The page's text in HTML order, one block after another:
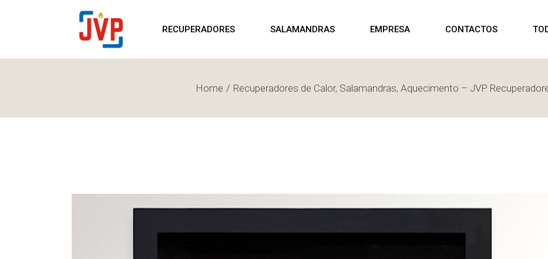
RECUPERADORES
RECUPERADORES
SALAMANDRAS
SALAMANDRAS
EMPRESA
SHOWROOM
CONTACTOS
RECUPERADORES
SALAMANDRAS
SHOWROOM
Home Recuperadores de Calor, Salamandras, Aquecimento – JVP